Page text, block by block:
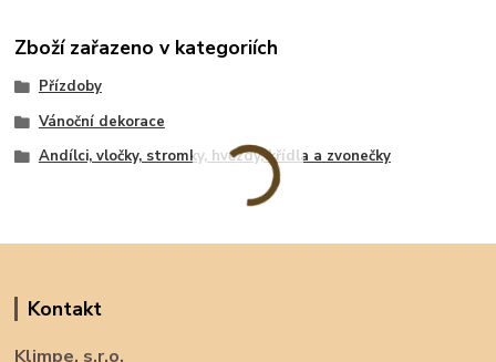
Zboží zařazeno v kategoriích
Přízdoby
Vánoční dekorace
Andílci, vločky, stromky, hvězdy, křídla a zvonečky
Kontakt
Klimpe, s.r.o.